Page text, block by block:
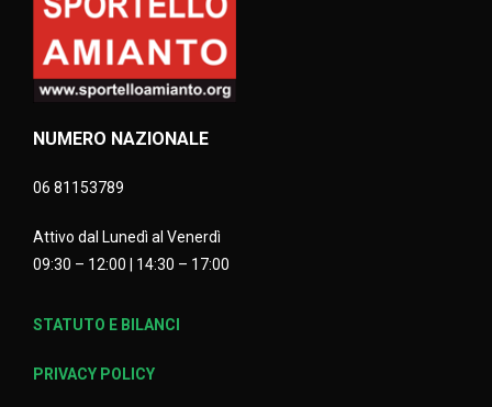
NUMERO NAZIONALE
06 81153789
Attivo dal Lunedì al Venerdì
09:30 – 12:00 | 14:30 – 17:00
STATUTO E BILANCI
PRIVACY POLICY